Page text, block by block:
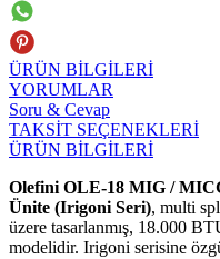
ÜRÜN BİLGİLERİ
YORUMLAR
Soru & Cevap
TAKSİT SEÇENEKLERİ
ÜRÜN BİLGİLERİ
Olefini OLE-18 MIG /
Ünite (Irigoni Seri), multi
üzere tasarlanmış, 18.000
modelidir. Irigoni serisine